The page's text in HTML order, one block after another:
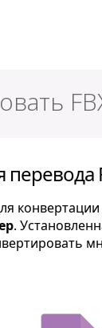
конвертации
.